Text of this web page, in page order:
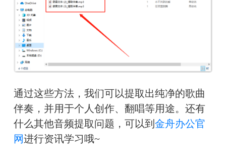
通过这些方法，我们可以提取出纯净的歌曲
伴奏，并用于个人创作、翻唱等用途。还有
什么其他音频提取问题，可以到 金舟办公官
网进行资讯学习哦~